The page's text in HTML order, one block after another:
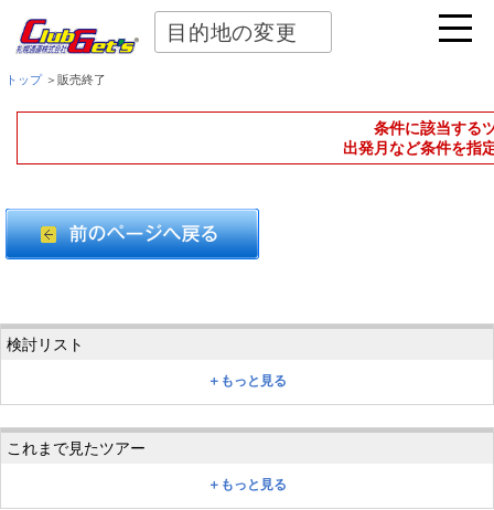
目的地の変更
トップ＞販売終了
条件に該当する
出発月など条件を指
＋もっと見る
＋もっと見る